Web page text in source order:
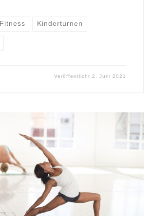
Fitness Kinderturnen
Veröffentlicht2. Juni 2021